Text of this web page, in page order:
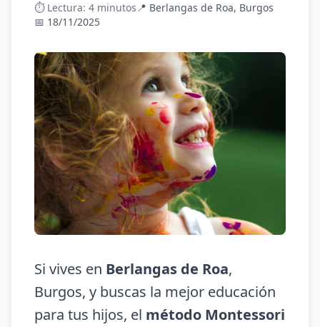
⏱️ Lectura: 4 minutos📍 Berlangas de Roa, Burgos
📅 18/11/2025
Si vives en Berlangas de Roa,
Burgos, y buscas la mejor educación
para tus hijos, el método Montessori